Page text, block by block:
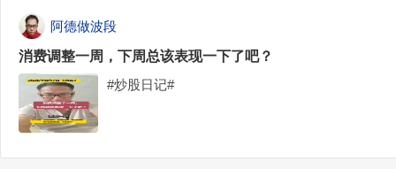
阿德做波段
消费调整一周，下周总该表现一下了吧？
#炒股日记#